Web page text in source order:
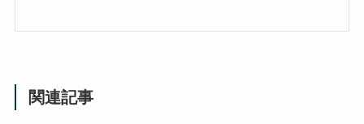
関連記事